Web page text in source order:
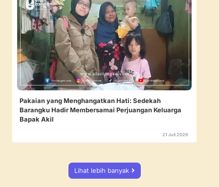
Pakaian yang Menghangatkan Hati: Sedekah
Barangku Hadir Membersamai Perjuangan Keluarga
Bapak Akil
21 Juli 2026
Lihat lebih banyak